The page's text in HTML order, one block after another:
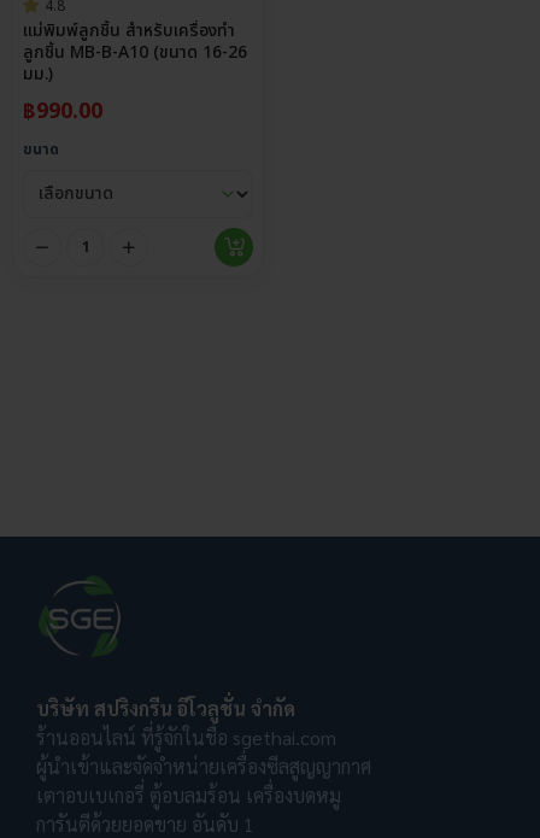
4.8
แม่พิมพ์ลูกชิ้น สำหรับเครื่องทำ
ลูกชิ้น MB-B-A10 (ขนาด 16-26
มม.)
฿990.00
ขนาด
บริษัท สปริงกรีน อีโวลูชั่น จำกัด
ร้านออนไลน์ ที่รู้จักในชื่อ sgethai.com
ผู้นำเข้าและจัดจำหน่ายเครื่องซีลสูญญากาศ
เตาอบเบเกอรี่ ตู้อบลมร้อน เครื่องบดหมู
การันตีด้วยยอดขาย อันดับ 1